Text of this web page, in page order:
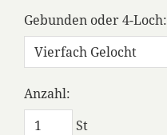
Gebunden oder 4-Loch:
Anzahl:
St